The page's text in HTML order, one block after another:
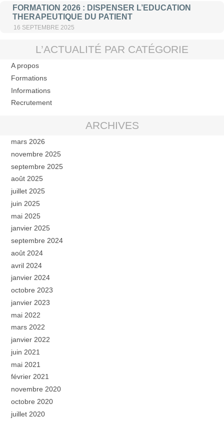
FORMATION 2026 : DISPENSER L’EDUCATION
THERAPEUTIQUE DU PATIENT
16 SEPTEMBRE 2025
L’ACTUALITÉ PAR CATÉGORIE
A propos
Formations
Informations
Recrutement
ARCHIVES
mars 2026
novembre 2025
septembre 2025
août 2025
juillet 2025
juin 2025
mai 2025
janvier 2025
septembre 2024
août 2024
avril 2024
janvier 2024
octobre 2023
janvier 2023
mai 2022
mars 2022
janvier 2022
juin 2021
mai 2021
février 2021
novembre 2020
octobre 2020
juillet 2020